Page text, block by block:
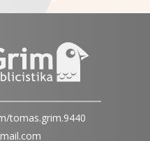
tomas.grim.9440